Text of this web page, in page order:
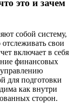
это и зачем
собой систему,
свои
включает в себя
финансовых
для подготовки
как внутри
сторон.